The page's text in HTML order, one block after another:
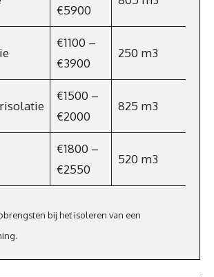
€5900
€1100 –
€3900
250 m3
€1500 –
€2000
825 m3
€1800 –
€2550
520 m3
bij het isoleren van een